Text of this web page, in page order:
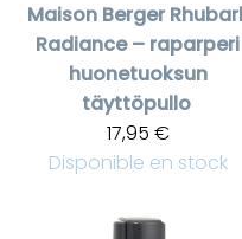
Maison Berger
Radiance – raparperi
huonetuoksun
täyttöpullo
17,95 €
Disponible en stock